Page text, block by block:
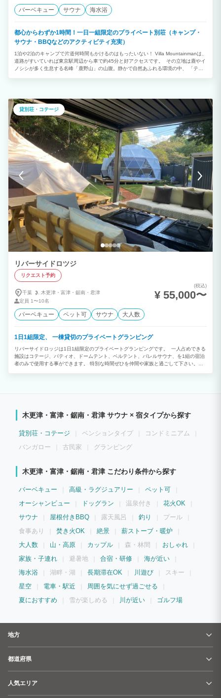
バーベキュー サウナ 海水浴
都心からわずか1時間！一日一組限定のプライベート別荘（キャンプ・
サウナ・BBQなどのアクティビティ充実）
1泊や2泊のキャンプで片道何時間もかけるのはもったいない！ Villa Mountainmanは、
道路がすいていれば東京駅周辺から車で約45分と好アクセスです。 その立地は鹿やイ
ノシシが多く生息する名峰「鹿野山」の山腹。静かで自然あふれる環境の中、 「テン
ンプ場」ともに自主清掃が基本です。ご利用後は設備を元の状態に戻し、出たゴミはす
べてお持ち帰りください。 清掃が不十分な場合は、次回以降のご利用をお断りさせて
いただくことがありますのでご了承ください。 山に囲まれ、静かで贅沢な景色を満喫
できます。海水浴場も車で約20分と近く、大自然の中で優雅な1日をお過ごしいただけ
ます。 落ち着いた雰囲気の館内は、ファミリー、カップル、会社の仲間での旅行に最
適です。 最大8名まで宿泊可能ですが、ご相談いただければ人数を増やすことも可能で
す。 家電や備品もそろっており、ほぼ手ぶらでのご宿泊が可能です。 BBQ機材も無
料で利用でき、スーパーやコンビニは車での移動が必要ですが、食材の買い出しも便利
です。
貸別荘・コテージ
リバーサイドロツジ
リクエスト予約
千葉 木更津・ 富津・ 鋸南・ 君津
定員 1〜10名
(税込)
¥ 55,000〜
バーベキュー ペット可 サウナ 大人数
1日1組限定、 一棟貸切のプライベートグランピング
リバーサイドロッジは1日1組限定のプライベートグランピングです。 一人占めできる
施設はコテージ、パティオ、ドームテント、ベルテント、バレルサウナ、を1組の宿泊
者のみで使用する事ができます。 特別な時間ぜひを仲間や家族と過ごして下さい。敷
しております。 リバーサイドロッジの敷地内から宿泊者しか見れない特別な景色があ
ベンチの丸太の座って見る景色は思い出に残る大自然を満喫できます。 施設専用駐車
場に車を停めて、施設ゲートを入りましたら左手側にコテージがあり、入り口でスマー
トロックによるセルフチェックインで入室できます。 コテージ内にはキッチン、浴
による映画鑑賞ができます。 パティオから見える景色は右手側に、ドームテントがあ
り室内はセミダブルベッド4台、ソファーベッド、折り畳みベッド、照明、洋服ハンガ
にはセミダブルベッド4台、照明、スポットエアコン2台（夏）、セラミックヒーター2
た特別な空間で室内のワイドウインドウから景気を眺めながらロウリュのサウナタイム
レッシュできます。 プライベート空間で森と川と山に囲まれ自然に触れ合いながら、
普段と変わらなく不自由なく過ごす事の出来る空間作りをコンセプトに作られた施設で
す。
木更津・富津・鋸南・君津 サウナ × 宿タイプから探す
貸別荘・コテージ ペンションタイプ
コンドミニアム
バンガロー
古民家 グランピング
木更津・富津・鋸南・君津 こだわり条件から探す
バーベキュー 高級・ラグジュアリー
ペット可
オーシャンビュー
ドッグラン 温泉付き
花火OK
サウナ
屋根付きBBQ 露天風呂 釣り
プール
食事あり
焚き火OK 絶景
薪ストーブ・暖炉
大人数
山・高原 カップル 森・林間
おしゃれ
家族・子連れ
避暑地 合宿・研修
海が近い
海水浴
湖畔・湖 長期滞在OK 川遊び
スキー
星空
電車・駅近
周囲を気にせず過ごせる
夏におすすめ
雪が楽しめる 川が近い ゴルフ場
地方
都道府県
人気エリア